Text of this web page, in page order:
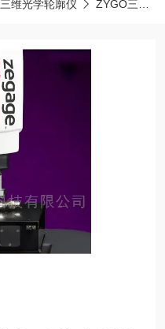
三维光学轮廓仪 ZYGO三维光学轮廓仪